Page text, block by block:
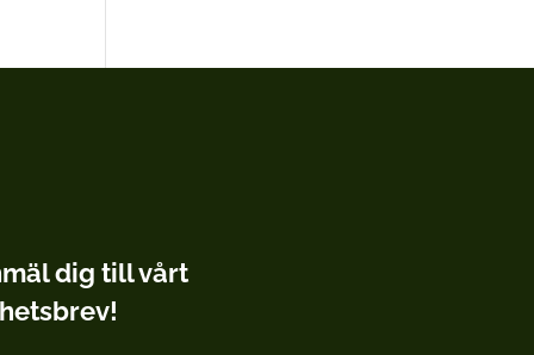
dig till vårt